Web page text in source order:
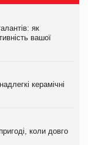
як
вашої
керамічні
коли довго